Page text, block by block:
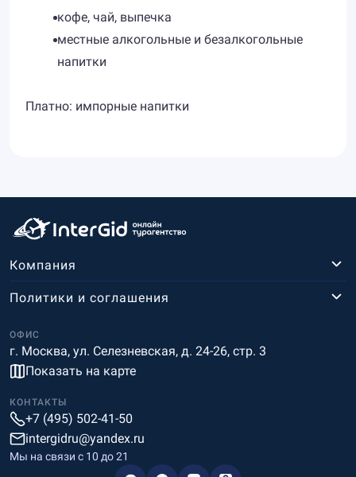
кофе, чай, выпечка
местные алкогольные и безалкогольные
напитки
​Платно: импорные напитки
Компания
ОФИС
г. Москва, ул. Селезневская, д. 24-26, стр. 3
Показать на карте
Политики и соглашения
КОНТАКТЫ
+7 (495) 502-41-50
intergidru@yandex.ru
Мы на связи c 10 до 21